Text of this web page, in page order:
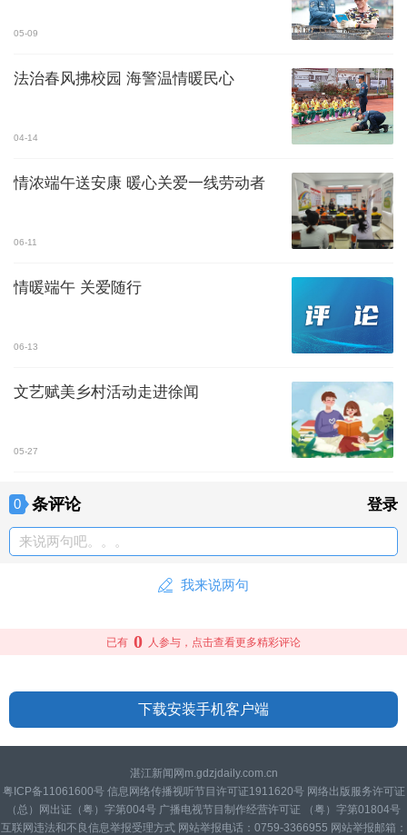
05-09
法治春风拂校园 海警温情暖民心
04-14
情浓端午送安康 暖心关爱一线劳动者
06-11
情暖端午 关爱随行
06-13
文艺赋美乡村活动走进徐闻
05-27
0 条评论 登录
来说两句吧。。。
我来说两句
已有 0 人参与，点击查看更多精彩评论
下载安装手机客户端
湛江新闻网m.gdzjdaily.com.cn
粤ICP备11061600号 信息网络传播视听节目许可证1911620号 网络出版服务许可证
（总）网出证（粤）字第004号 广播电视节目制作经营许可证 （粤）字第01804号
互联网违法和不良信息举报受理方式 网站举报电话：0759-3366955 网站举报邮箱：